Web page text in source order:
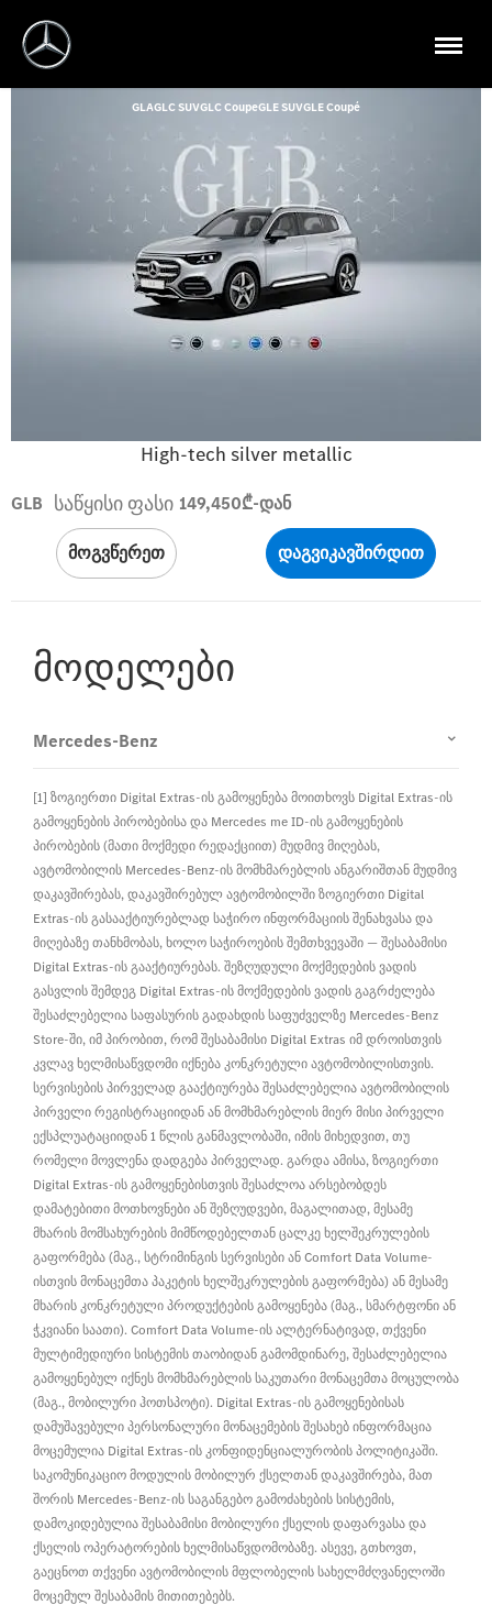
High-tech silver metallic
GLAGLC SUVGLC CoupeGLE SUVGLE Coupé
GLB საწყისი ფასი 149,450₾-დან
მოგვწერეთ დაგვიკავშირდით
მოდელები
Mercedes-Benz
[1] ზოგიერთი Digital Extras-ის გამოყენება მოითხოვს Digital Extras-ის
გამოყენების პირობებისა და Mercedes me ID-ის გამოყენების
პირობების (მათი მოქმედი რედაქციით) მუდმივ მიღებას,
ავტომობილის Mercedes-Benz-ის მომხმარებლის ანგარიშთან მუდმივ
დაკავშირებას, დაკავშირებულ ავტომობილში ზოგიერთი Digital
Extras-ის გასააქტიურებლად საჭირო ინფორმაციის შენახვასა და
მიღებაზე თანხმობას, ხოლო საჭიროების შემთხვევაში — შესაბამისი
Digital Extras-ის გააქტიურებას. შეზღუდული მოქმედების ვადის
გასვლის შემდეგ Digital Extras-ის მოქმედების ვადის გაგრძელება
შესაძლებელია საფასურის გადახდის საფუძველზე Mercedes-Benz
Store-ში, იმ პირობით, რომ შესაბამისი Digital Extras იმ დროისთვის
კვლავ ხელმისაწვდომი იქნება კონკრეტული ავტომობილისთვის.
სერვისების პირველად გააქტიურება შესაძლებელია ავტომობილის
პირველი რეგისტრაციიდან ან მომხმარებლის მიერ მისი პირველი
ექსპლუატაციიდან 1 წლის განმავლობაში, იმის მიხედვით, თუ
რომელი მოვლენა დადგება პირველად. გარდა ამისა, ზოგიერთი
Digital Extras-ის გამოყენებისთვის შესაძლოა არსებობდეს
დამატებითი მოთხოვნები ან შეზღუდვები, მაგალითად, მესამე
მხარის მომსახურების მიმწოდებელთან ცალკე ხელშეკრულების
გაფორმება (მაგ., სტრიმინგის სერვისები ან Comfort Data Volume-
ისთვის მონაცემთა პაკეტის ხელშეკრულების გაფორმება) ან მესამე
მხარის კონკრეტული პროდუქტების გამოყენება (მაგ., სმარტფონი ან
ჭკვიანი საათი). Comfort Data Volume-ის ალტერნატივად, თქვენი
მულტიმედიური სისტემის თაობიდან გამომდინარე, შესაძლებელია
გამოყენებულ იქნეს მომხმარებლის საკუთარი მონაცემთა მოცულობა
(მაგ., მობილური ჰოთსპოტი). Digital Extras-ის გამოყენებისას
დამუშავებული პერსონალური მონაცემების შესახებ ინფორმაცია
მოცემულია Digital Extras-ის კონფიდენციალურობის პოლიტიკაში.
საკომუნიკაციო მოდულის მობილურ ქსელთან დაკავშირება, მათ
შორის Mercedes-Benz-ის საგანგებო გამოძახების სისტემის,
დამოკიდებულია შესაბამისი მობილური ქსელის დაფარვასა და
ქსელის ოპერატორების ხელმისაწვდომობაზე. ასევე, გთხოვთ,
გაეცნოთ თქვენი ავტომობილის მფლობელის სახელმძღვანელოში
მოცემულ შესაბამის მითითებებს.